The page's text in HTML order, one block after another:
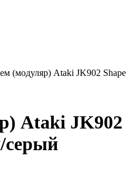
(модуляр) Ataki JK902 Shape
Ataki JK902
серый